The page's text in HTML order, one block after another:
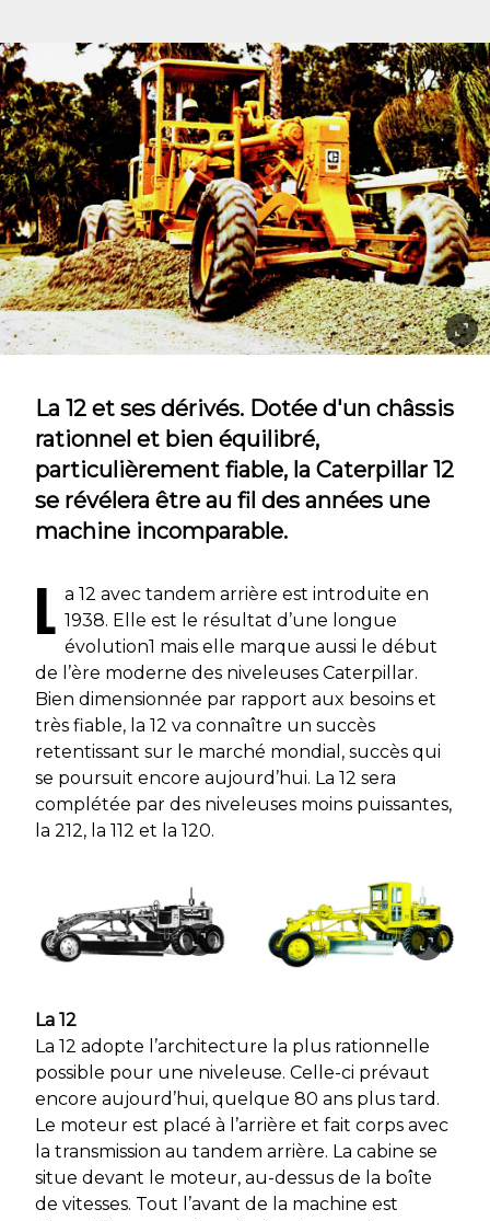
La 12 et ses dérivés. Dotée d'un châssis
rationnel et bien équilibré,
particulièrement fiable, la Caterpillar 12
se révélera être au fil des années une
machine incomparable.
L a 12 avec tandem arrière est introduite en
1938. Elle est le résultat d’une longue
évolution1 mais elle marque aussi le début
de l’ère moderne des niveleuses Caterpillar.
Bien dimensionnée par rapport aux besoins et
très fiable, la 12 va connaître un succès
retentissant sur le marché mondial, succès qui
se poursuit encore aujourd’hui. La 12 sera
complétée par des niveleuses moins puissantes,
la 212, la 112 et la 120.
La 12
La 12 adopte l’architecture la plus rationnelle
possible pour une niveleuse. Celle-ci prévaut
encore aujourd’hui, quelque 80 ans plus tard.
Le moteur est placé à l’arrière et fait corps avec
la transmission au tandem arrière. La cabine se
situe devant le moteur, au-dessus de la boîte
de vitesses. Tout l’avant de la machine est